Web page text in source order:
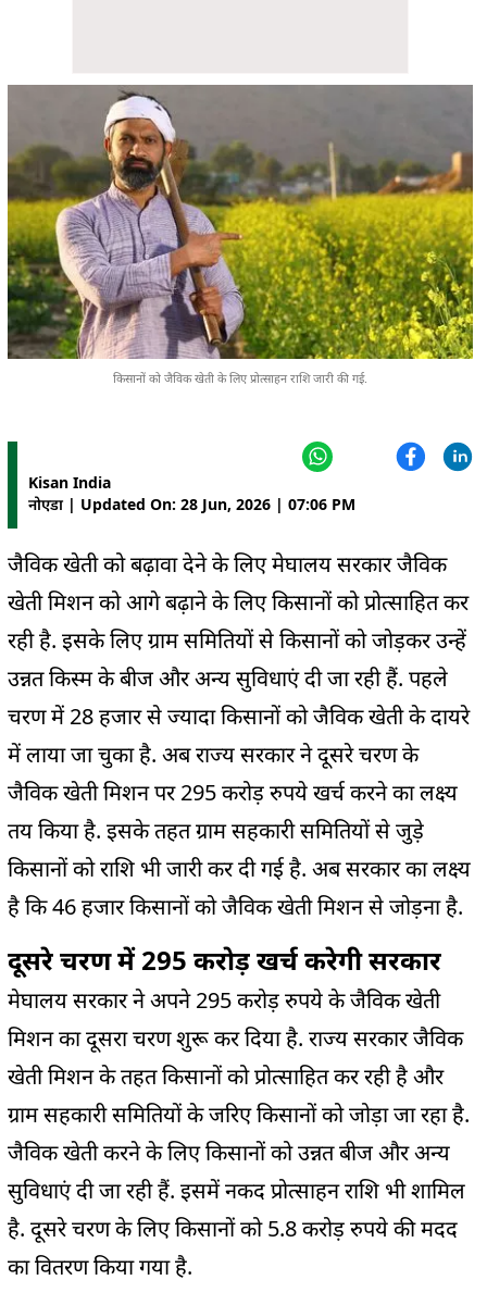
किसानों को जैविक खेती के लिए प्रोत्साहन राशि जारी की गई.
Kisan India
नोएडा | Updated On: 28 Jun, 2026 | 07:06 PM
जैविक खेती को बढ़ावा देने के लिए मेघालय सरकार जैविक
खेती मिशन को आगे बढ़ाने के लिए किसानों को प्रोत्साहित कर
रही है. इसके लिए ग्राम समितियों से किसानों को जोड़कर उन्हें
उन्नत किस्म के बीज और अन्य सुविधाएं दी जा रही हैं. पहले
चरण में 28 हजार से ज्यादा किसानों को जैविक खेती के दायरे
में लाया जा चुका है. अब राज्य सरकार ने दूसरे चरण के
जैविक खेती मिशन पर 295 करोड़ रुपये खर्च करने का लक्ष्य
तय किया है. इसके तहत ग्राम सहकारी समितियों से जुड़े
किसानों को राशि भी जारी कर दी गई है. अब सरकार का लक्ष्य
है कि 46 हजार किसानों को जैविक खेती मिशन से जोड़ना है.
दूसरे चरण में 295 करोड़ खर्च करेगी सरकार
मेघालय सरकार ने अपने 295 करोड़ रुपये के जैविक खेती
मिशन का दूसरा चरण शुरू कर दिया है. राज्य सरकार जैविक
खेती मिशन के तहत किसानों को प्रोत्साहित कर रही है और
ग्राम सहकारी समितियों के जरिए किसानों को जोड़ा जा रहा है.
जैविक खेती करने के लिए किसानों को उन्नत बीज और अन्य
सुविधाएं दी जा रही हैं. इसमें नकद प्रोत्साहन राशि भी शामिल
है. दूसरे चरण के लिए किसानों को 5.8 करोड़ रुपये की मदद
का वितरण किया गया है.